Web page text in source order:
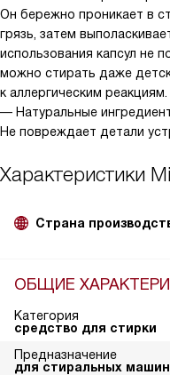
Он бережно проникает в
грязь, затем
использования капсул не
можно стирать даже
к аллергическим
— Натуральные
Не повреждает детали
Характеристики
Страна
ОБЩИЕ
Категория
средство для стирки
Предназначение
для стиральных машин